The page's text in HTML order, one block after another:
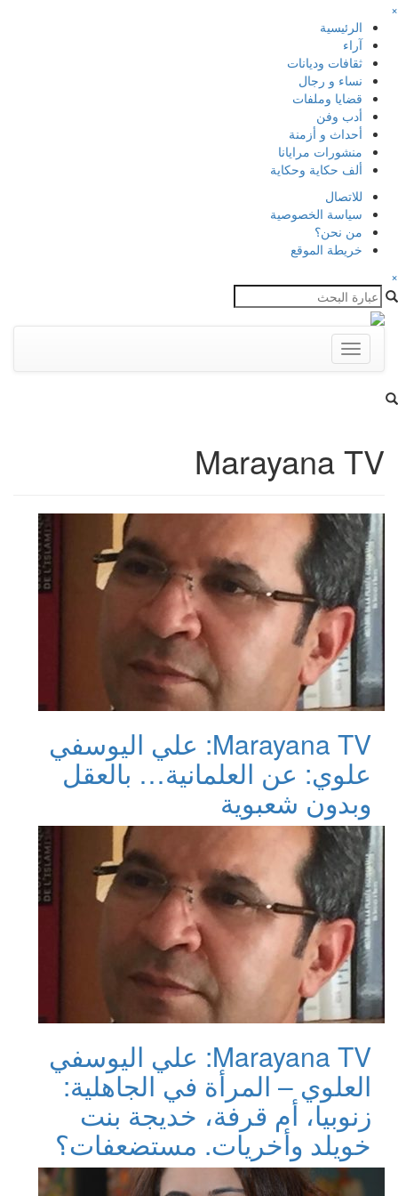
×
الرئيسية
آراء
ثقافات وديانات
نساء و رجال
قضايا وملفات
أدب وفن
أحداث و أزمنة
منشورات مرايانا
ألف حكاية وحكاية
للاتصال
سياسة الخصوصية
من نحن؟
خريطة الموقع
×
Toggle
navigation
Marayana TV
Marayana TV: علي اليوسفي
علوي: عن العلمانية… بالعقل
وبدون شعبوية
Marayana TV: علي اليوسفي
العلوي – المرأة في الجاهلية:
زنوبيا، أم قرفة، خديجة بنت
خويلد وأخريات. مستضعفات؟